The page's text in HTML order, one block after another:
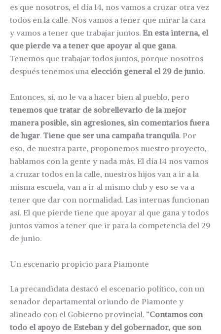
es que nosotros, el día 14, nos vamos a cruzar otra vez
todos en la calle. Nos vamos a tener que mirar la cara
y vamos a tener que trabajar juntos. En esta interna, el
que pierde va a tener que apoyar al que gana.
Tenemos que trabajar todos juntos, porque nosotros
después tenemos una elección general el 29 de junio.
Entonces, sí, no le va a hacer bien al pueblo, pero
tenemos que tratar de sobrellevarlo de la mejor
manera posible, sin agresiones, sin comentarios fuera
de lugar. Tiene que ser una campaña tranquila. Por
eso, de nuestra parte, proponemos nuestro proyecto,
hablamos con la gente y nada más. El día 14 nos vamos
a cruzar todos en la calle, nuestros hijos van a ir a la
misma escuela, van a ir al mismo club y eso se va a
tener que dar con normalidad. Las internas funcionan
así. El que pierde tiene que apoyar al que gana y todos
juntos vamos a tener que ir para la competencia del 29
de junio.
Un escenario propicio para Piamonte
La precandidata destacó el escenario político, con un
senador departamental oriundo de Piamonte y
alineado con el Gobierno provincial. “Contamos con
todo el apoyo de Esteban y del gobernador, que son